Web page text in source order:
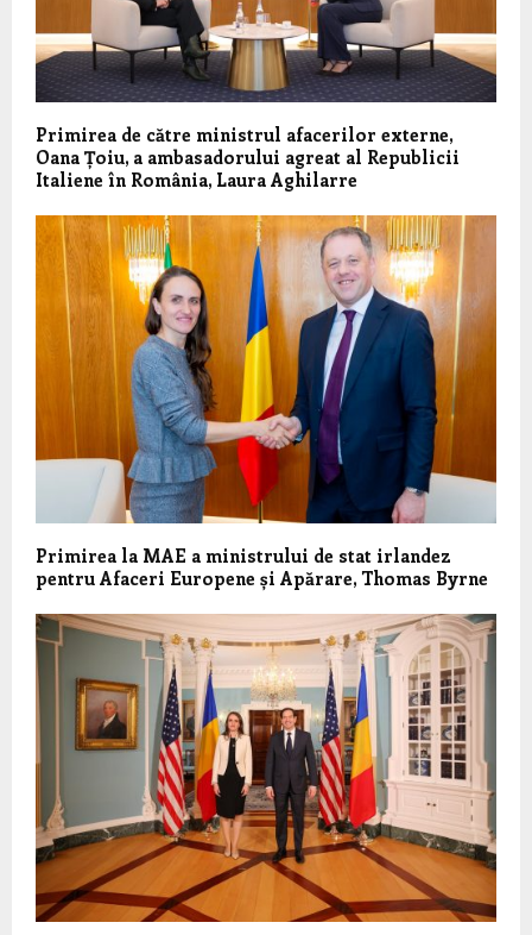
Primirea de către ministrul afacerilor externe,
Oana Țoiu, a ambasadorului agreat al Republicii
Italiene în România, Laura Aghilarre
Primirea la MAE a ministrului de stat irlandez
pentru Afaceri Europene și Apărare, Thomas Byrne